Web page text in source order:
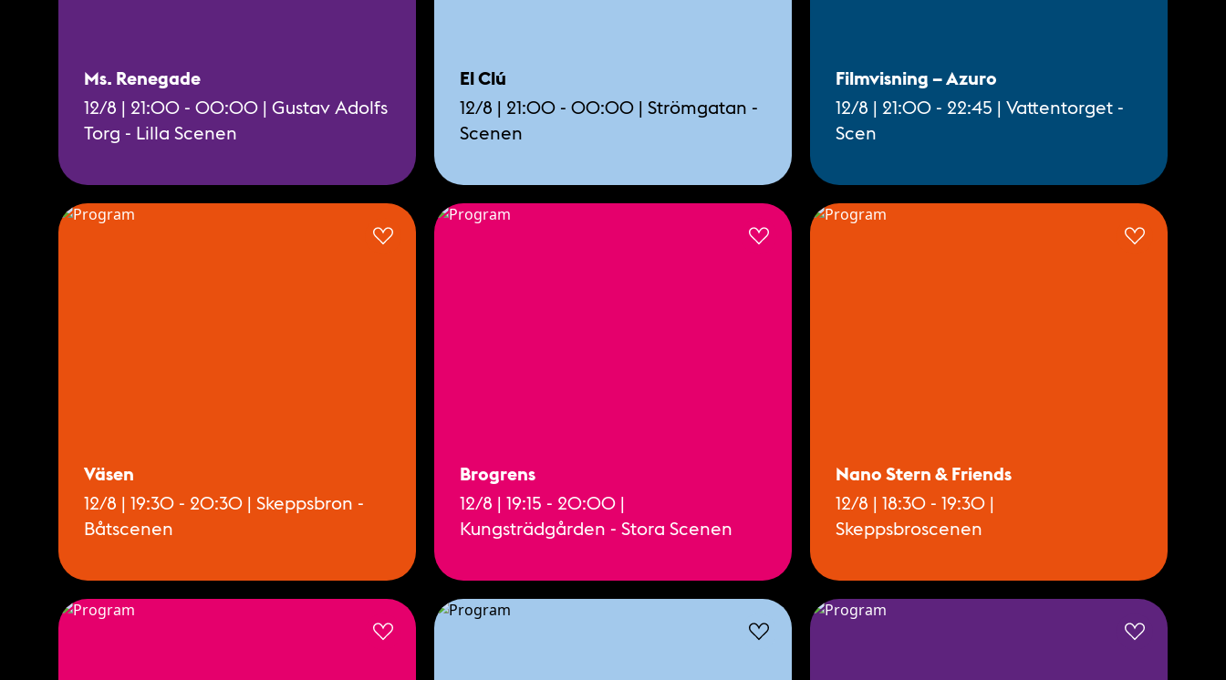
Ms. Renegade
12/8 | 21:00 - 00:00 | Gustav Adolfs
Torg - Lilla Scenen
El Clú
12/8 | 21:00 - 00:00 | Strömgatan -
Scenen
Filmvisning – Azuro
12/8 | 21:00 - 22:45 | Vattentorget -
Scen
Väsen
12/8 | 19:30 - 20:30 | Skeppsbron -
Båtscenen
Brogrens
12/8 | 19:15 - 20:00 |
Kungsträdgården - Stora Scenen
Nano Stern & Friends
12/8 | 18:30 - 19:30 |
Skeppsbroscenen